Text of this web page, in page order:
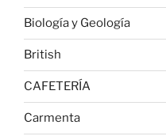
Biología y Geología
British
CAFETERÍA
Carmenta